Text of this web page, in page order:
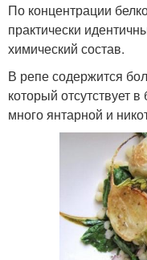
По концентрации
практически
химический состав.
В репе содержится
который отсутствует
много янтарной и